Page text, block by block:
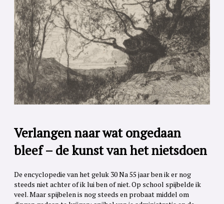
Verlangen naar wat ongedaan
bleef – de kunst van het nietsdoen
De encyclopedie van het geluk 30 Na 55 jaar ben ik er nog
steeds niet achter of ik lui ben of niet. Op school spijbelde ik
veel. Maar spijbelen is nog steeds en probaat middel om